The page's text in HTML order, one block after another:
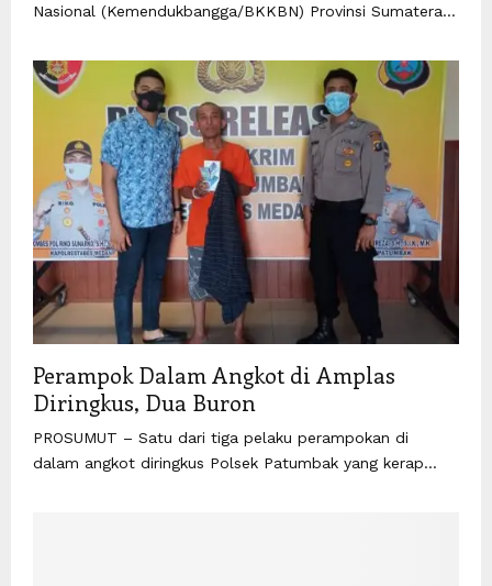
Nasional (Kemendukbangga/BKKBN) Provinsi Sumatera...
Perampok Dalam Angkot di Amplas
Diringkus, Dua Buron
PROSUMUT – Satu dari tiga pelaku perampokan di
dalam angkot diringkus Polsek Patumbak yang kerap...